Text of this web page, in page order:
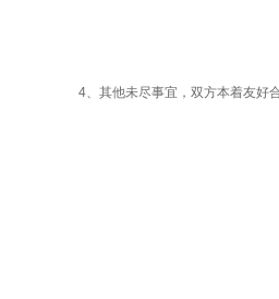
4、其他未尽事宜，双方本着友好